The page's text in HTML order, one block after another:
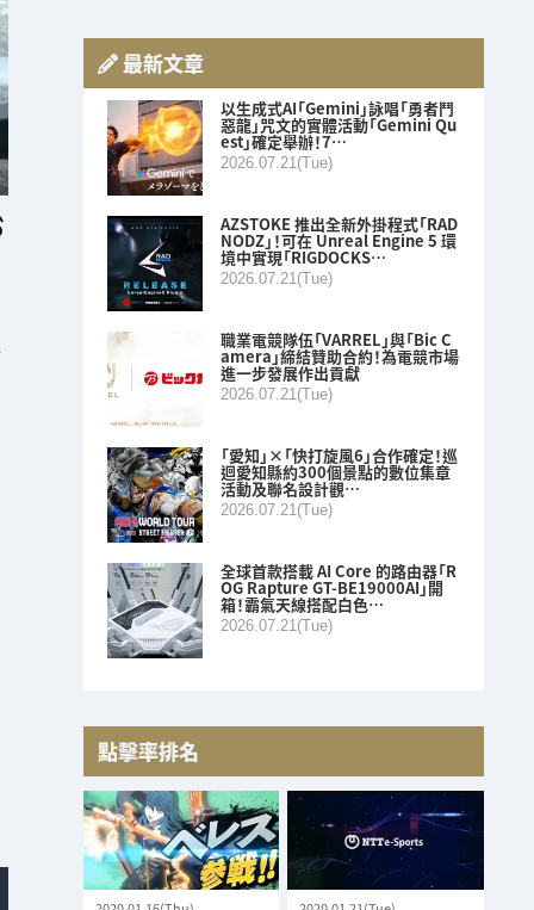
最新文章
以生成式AI「Gemini」詠唱「勇者鬥
惡龍」咒文的實體活動「Gemini Qu
est」確定舉辦！7…
2026.07.21(Tue)
AZSTOKE 推出全新外掛程式「RAD
NODZ」！可在 Unreal Engine 5 環
境中實現「RIGDOCKS…
2026.07.21(Tue)
職業電競隊伍「VARREL」與「Bic C
amera」締結贊助合約！為電競市場
進一步發展作出貢獻
2026.07.21(Tue)
「愛知」×「快打旋風6」合作確定！巡
迴愛知縣約300個景點的數位集章
活動及聯名設計觀…
2026.07.21(Tue)
全球首款搭載 AI Core 的路由器「R
OG Rapture GT-BE19000AI」開
箱！霸氣天線搭配白色…
2026.07.21(Tue)
點擊率排名